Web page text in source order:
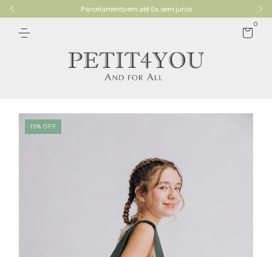
Parcelamento em até 6x sem juros
0
15% OFF